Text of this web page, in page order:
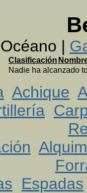
|
Clasificación
Nadie ha alcanzado
Achique
Espadas